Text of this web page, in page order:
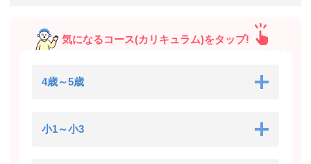
気になるコース(カリキュラム)をタップ!
4歳～5歳
小1～小3